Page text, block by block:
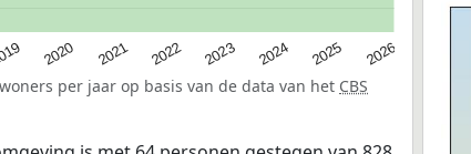
2020 2021 2022 2023 2024 2025 2026
per jaar op basis van de data van het CBS